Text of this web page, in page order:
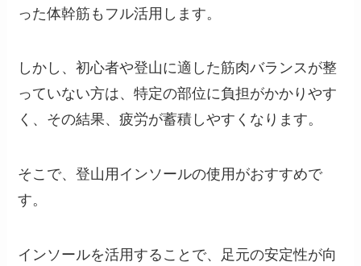
った体幹筋もフル活用します。
しかし、初心者や登山に適した筋肉バランスが整
っていない方は、特定の部位に負担がかかりやす
く、その結果、疲労が蓄積しやすくなります。
そこで、登山用インソールの使用がおすすめで
す。
インソールを活用することで、足元の安定性が向